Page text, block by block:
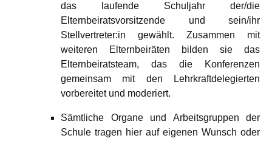
das laufende Schuljahr der/die
Elternbeiratsvorsitzende und sein/ihr
Stellvertreter:in gewählt. Zusammen mit
weiteren Elternbeiräten bilden sie das
Elternbeiratsteam, das die Konferenzen
gemeinsam mit den Lehrkraftdelegierten
vorbereitet und moderiert.
Sämtliche Organe und Arbeitsgruppen der
Schule tragen hier auf eigenen Wunsch oder